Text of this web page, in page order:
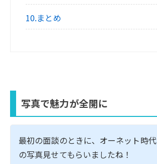
10.まとめ
写真で魅力が全開に
最初の面談のときに、オーネット時代
の写真見せてもらいましたね！